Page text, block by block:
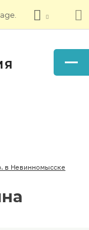
в Невинномысске